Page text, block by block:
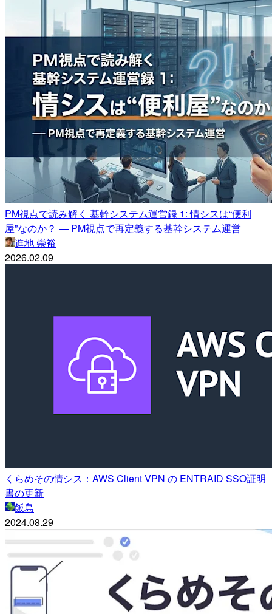
PM視点で読み解く 基幹システム運営録 1: 情シスは“便利
屋”なのか？ — PM視点で再定義する基幹システム運営
進地 崇裕
2026.02.09
くらめその情シス：AWS Client VPN の ENTRAID SSO証明
書の更新
飯島
2024.08.29